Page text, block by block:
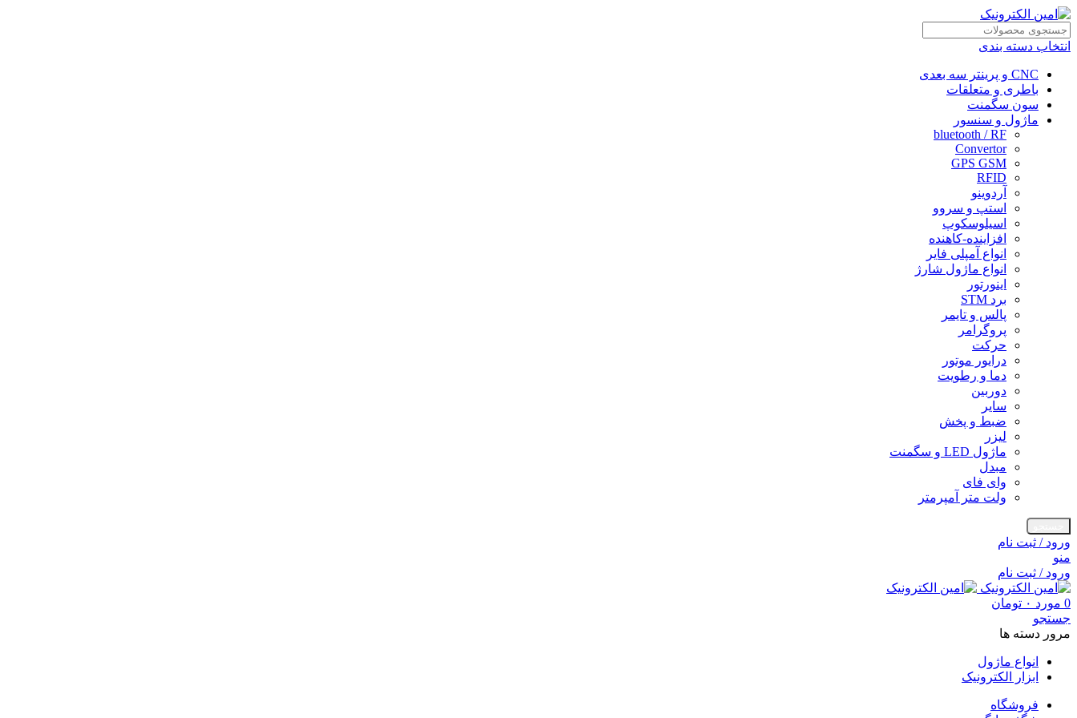
انتخاب دسته بندی
CNC و پرینتر سه بعدی
باطری و متعلقات
سون سگمنت
ماژول و سنسور
bluetooth / RF
Convertor
GPS GSM
RFID
آردوینو
استپ و سروو
اسیلوسکوپ
افزاینده-کاهنده
انواع آمپلی فایر
انواع ماژول شارژ
اینورتور
برد STM
پالس و تایمر
پروگرامر
حرکت
درایور موتور
دما و رطویت
دوربین
سایر
ضبط و پخش
لیزر
ماژول LED و سگمنت
مبدل
وای فای
ولت متر آمپرمتر
ورود / ثبت نام
منو
ورود / ثبت نام
0 مورد ۰ تومان
جستجو
مرور دسته ها
انواع ماژول
ابزار الکترونیک
فروشگاه